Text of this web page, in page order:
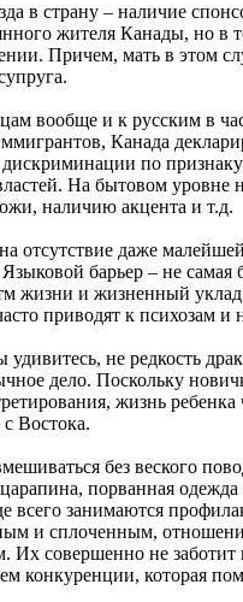
в страну – наличие
жителя Канады, но в
Причем, мать в этом
вообще и к русским в
Канада
дискриминации по
На бытовом уровне
наличию акцента и т.д.
отсутствие даже
барьер – не
жизни и жизненный
приводят к психозам
удивитесь, не редкость
дело. Поскольку
жизнь
Востока.
без веского
порванная
всего занимаются
и сплоченным,
Их совершенно не
конкуренции, которая